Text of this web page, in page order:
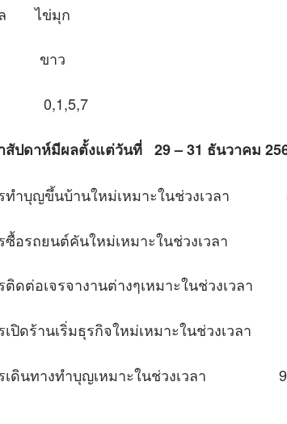
ล ไข่มุก
ขาว
ค 0,1,5,7
สัปดาห์มีผลตั้งแต่วันที่ 29 – 31 ธันวาคม
รทำบุญขึ้นบ้านใหม่เหมาะในช่วงเวลา
รซื้อรถยนต์คันใหม่เหมาะในช่วงเวลา
รติดต่อเจรจางานต่างๆเหมาะในช่ว
เปิดร้านเริ่มธุรกิจใหม่เหมาะในช่วงเวล
รเดินทางทำบุญเหมาะในช่วงเวลา